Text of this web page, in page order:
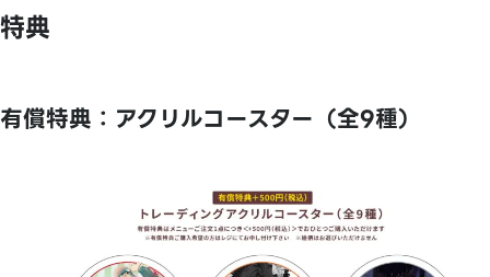
特典
有償特典：アクリルコースター（全9種）